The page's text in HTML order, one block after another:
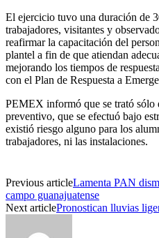
El ejercicio tuvo una duración de
trabajadores, visitantes y
reafirmar la capacitación del
plantel a fin de que atiendan
mejorando los tiempos de
con el Plan de Respuesta a
PEMEX informó que se trató sólo
preventivo, que se efectuó bajo
existió riesgo alguno para los
trabajadores, ni las instalaciones.
Previous articleLamenta PAN
campo guanajuatense
Next articlePronostican lluvias